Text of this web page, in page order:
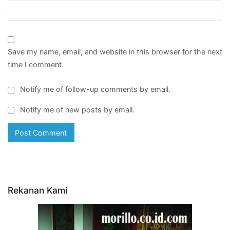
Save my name, email, and website in this browser for the next
time I comment.
Notify me of follow-up comments by email.
Notify me of new posts by email.
Rekanan Kami